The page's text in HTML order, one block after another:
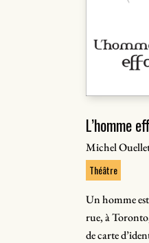
L’homme
Michel
Théâtre
Un homme
rue, à
de carte